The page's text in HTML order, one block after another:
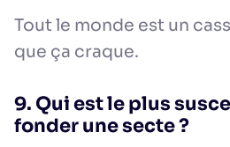
Tout le monde est un
que ça craque.
9. Qui est le plus
fonder une secte ?